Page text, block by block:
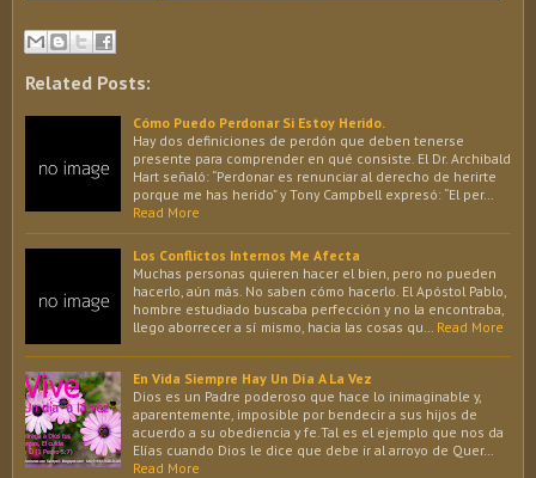
Related Posts:
Cómo Puedo Perdonar Si Estoy Herido.
Hay dos definiciones de perdón que deben tenerse
presente para comprender en qué consiste. El Dr. Archibald
Hart señaló: “Perdonar es renunciar al derecho de herirte
porque me has herido” y Tony Campbell expresó: “El per…
Read More
Los Conflictos Internos Me Afecta
Muchas personas quieren hacer el bien, pero no pueden
hacerlo, aún más. No saben cómo hacerlo. El Apóstol Pablo,
hombre estudiado buscaba perfección y no la encontraba,
llego aborrecer a sí mismo, hacia las cosas qu…
Read More
En Vida Siempre Hay Un Día A La Vez
Dios es un Padre poderoso que hace lo inimaginable y,
aparentemente, imposible por bendecir a sus hijos de
acuerdo a su obediencia y fe.Tal es el ejemplo que nos da
Elías cuando Dios le dice que debe ir al arroyo de Quer…
Read More